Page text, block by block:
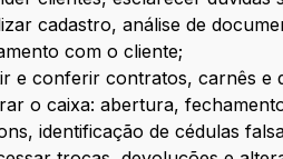
cadastro, análise de
com o cliente;
e conferir contratos, carnês e
o caixa: abertura,
identificação de cédulas